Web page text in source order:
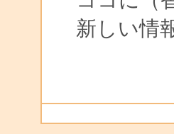
新しい情